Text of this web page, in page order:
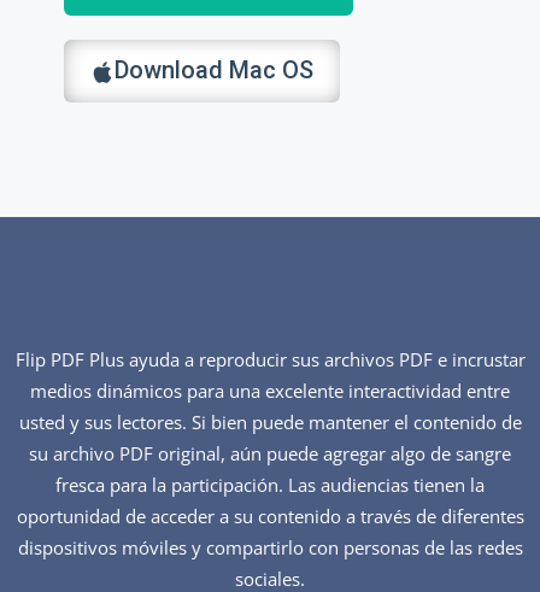
Download Mac OS
Flip PDF Plus ayuda a reproducir sus archivos PDF e incrustar
medios dinámicos para una excelente interactividad entre
usted y sus lectores. Si bien puede mantener el contenido de
su archivo PDF original, aún puede agregar algo de sangre
fresca para la participación. Las audiencias tienen la
oportunidad de acceder a su contenido a través de diferentes
dispositivos móviles y compartirlo con personas de las redes
sociales.